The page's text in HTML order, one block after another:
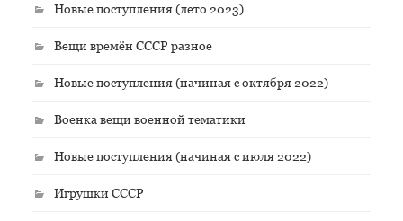
Новые поступления (лето 2023)
Вещи времён СССР разное
Новые поступления (начиная с октября 2022)
Военка вещи военной тематики
Новые поступления (начиная с июля 2022)
Игрушки СССР